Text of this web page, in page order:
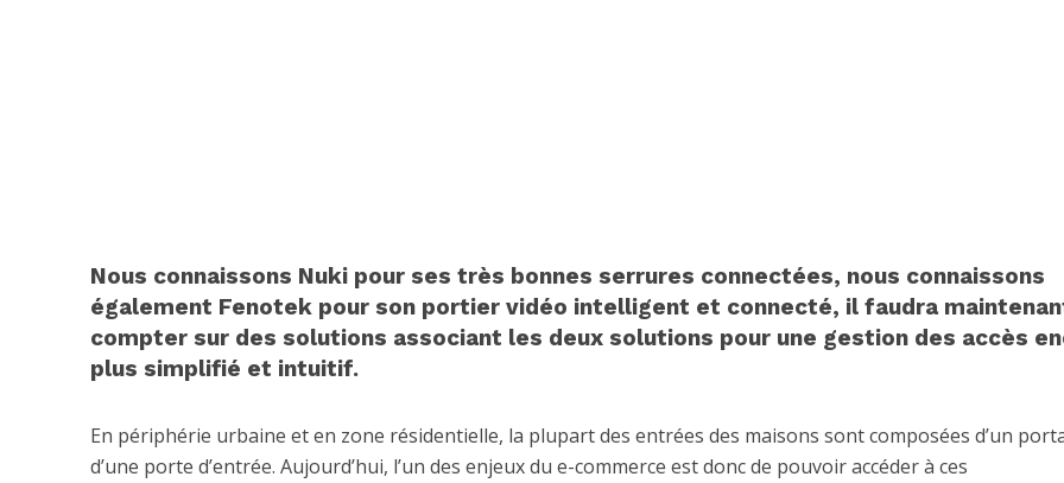
Nous connaissons Nuki pour ses très bonnes serrures connectées, nous connaissons
également Fenotek pour son portier vidéo intelligent et connecté, il faudra
compter sur des solutions associant les deux solutions pour une gestion des accès
plus simplifié et intuitif.
En périphérie urbaine et en zone résidentielle, la plupart des entrées des maisons sont composées d’un
d’une porte d’entrée. Aujourd’hui, l’un des enjeux du e-commerce est donc de pouvoir accéder à ces